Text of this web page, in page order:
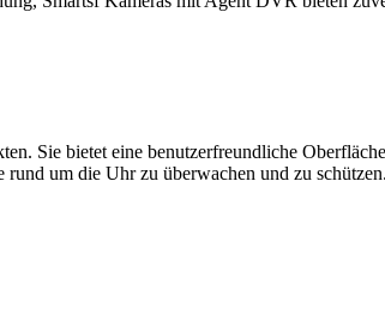
Sie bietet eine benutzerfreundliche
um die Uhr zu überwachen und zu schützen.